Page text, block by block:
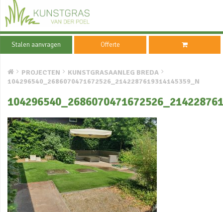
Stalen aanvragen Offerte
PROJECTEN
KUNSTGRASAANLEG BREDA
104296540_2686070471672526_2142287619314145359_N